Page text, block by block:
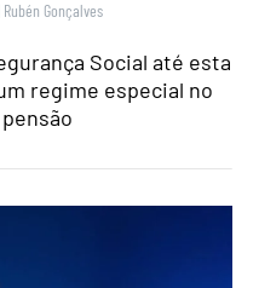
Rubén Gonçalves
Social até esta
regime especial no